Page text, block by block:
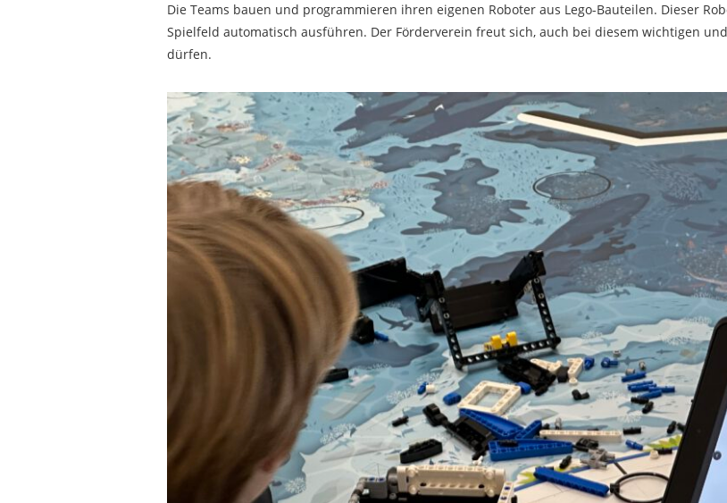
Die Teams bauen und programmieren ihren eigenen Roboter aus Lego-Bauteilen. Dieser
Spielfeld automatisch ausführen. Der Förderverein freut sich, auch bei diesem wichtigen
dürfen.